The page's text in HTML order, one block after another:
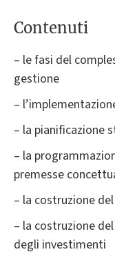
Contenuti
– le fasi del
gestione
–
– la pianificazione
– la
premesse
– la costruzione
– la costruzione
degli investimenti